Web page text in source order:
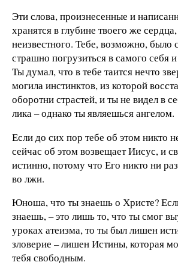
Эти слова, произнесенные и
хранятся в глубине твоего же
неизвестного. Тебе, возможно, было
страшно погрузиться в самого себя
Ты думал, что в тебе таится нечто
могила инстинктов, из которой
оборотни страстей, и ты не видел в
лика – однако ты являешься ангелом.
Если до сих пор тебе об этом никто
сейчас об этом возвещает Иисус, и
истинно, потому что Его никто ни
во лжи.
Юноша, что ты знаешь о Христе?
знаешь, – это лишь то, что ты смог
уроках атеизма, то ты был лишен
зловерие – лишен Истины, которая
тебя свободным.